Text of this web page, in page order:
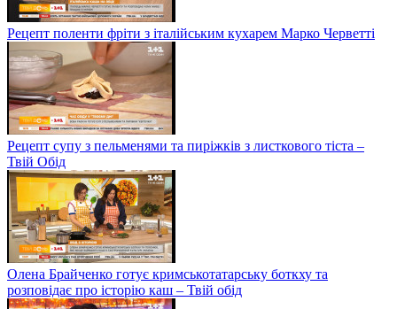
Рецепт поленти фріти з італійським кухарем Марко Черветті
Рецепт супу з пельменями та пиріжків з листкового тіста –
Твій Обід
Олена Брайченко готує кримськотатарську боткху та
розповідає про історію каш – Твій обід